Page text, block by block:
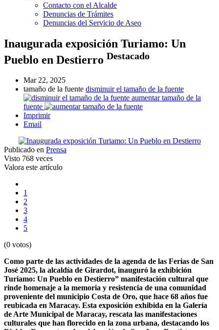
Contacto con el Alcalde
Denuncias de Trámites
Denuncias del Servicio de Aseo
Inaugurada exposición Turiamo: Un
Pueblo en Destierro Destacado
Mar 22, 2025
tamaño de la fuente disminuir el tamaño de la fuente
aumentar tamaño de la
fuente
Imprimir
Email
Publicado en Prensa
Visto 768 veces
Valora este artículo
1
2
3
4
5
(0 votos)
Como parte de las actividades de la agenda de las Ferias de San
José 2025, la alcaldía de Girardot, inauguró la exhibición
Turiamo: Un Pueblo en Destierro” manifestación cultural que
rinde homenaje a la memoria y resistencia de una comunidad
proveniente del municipio Costa de Oro, que hace 68 años fue
reubicada en Maracay. Esta exposición exhibida en la Galería
de Arte Municipal de Maracay, rescata las manifestaciones
culturales que han florecido en la zona urbana, destacando los